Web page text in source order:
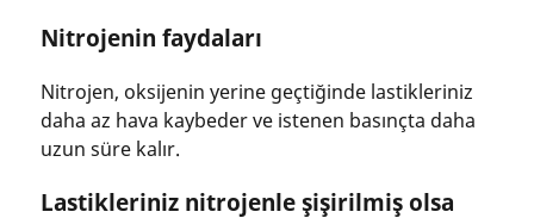
Nitrojenin faydaları
Nitrojen, oksijenin yerine geçtiğinde lastikleriniz
daha az hava kaybeder ve istenen basınçta daha
uzun süre kalır.
Lastikleriniz nitrojenle şişirilmiş olsa